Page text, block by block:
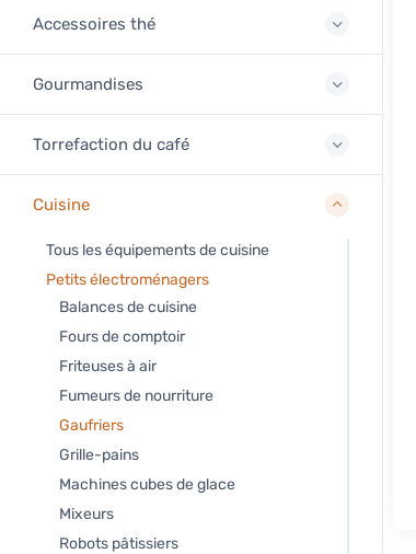
Accessoires thé
Gourmandises
Torrefaction du café
Cuisine
Tous les équipements de cuisine
Petits électroménagers
Balances de cuisine
Fours de comptoir
Friteuses à air
Fumeurs de nourriture
Gaufriers
Grille-pains
Machines cubes de glace
Mixeurs
Robots pâtissiers